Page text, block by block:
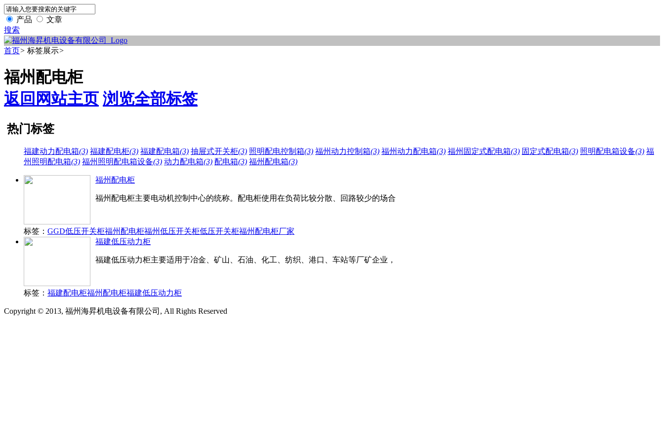
产品
文章
搜索
首页> 标签展示>
福州配电柜
返回网站主页 浏览全部标签
热门标签
福建动力配电箱(3) 福建配电柜(3) 福建配电箱(3) 抽屉式开关柜(3) 照明配电控制箱(3) 福州动力控制箱(3) 福州动力配电箱(3) 福州固定式配电箱(3) 固定式配电箱(3) 照明配电箱设备(3) 福
州照明配电箱(3) 福州照明配电箱设备(3) 动力配电箱(3) 配电箱(3) 福州配电箱(3)
福州配电柜
福州配电柜主要电动机控制中心的统称。配电柜使用在负荷比较分散、回路较少的场合
标签： GGD低压开关柜福州配电柜福州低压开关柜低压开关柜福州配电柜厂家
福建低压动力柜
福建低压动力柜主要适用于冶金、矿山、石油、化工、纺织、港口、车站等厂矿企业，
标签： 福建配电柜福州配电柜福建低压动力柜
Copyright © 2013, 福州海昇机电设备有限公司, All Rights Reserved